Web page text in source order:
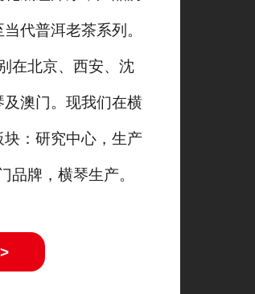
代普洱老茶系列。
在北京、西安、沈
澳门。现我们在横
：研究中心，生产
品牌，横琴生产。